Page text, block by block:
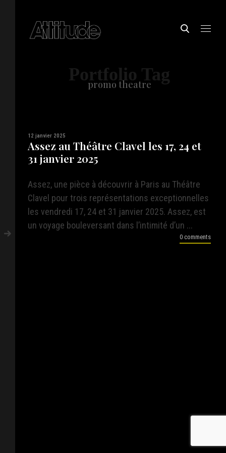
Portfolio Tag
promo theatre
12 janvier 2025
Assez au Théâtre Clavel les 17, 24 et
31 janvier 2025
Assez, une pièce à découvrir à Paris au Théâtre
Clavel pour trois représentations exceptionnelles
les vendredi 17, 24 et 31 janvier 2025. Assez, est
un voyage bouleversant dans l’intimité d’un ...
0 comments